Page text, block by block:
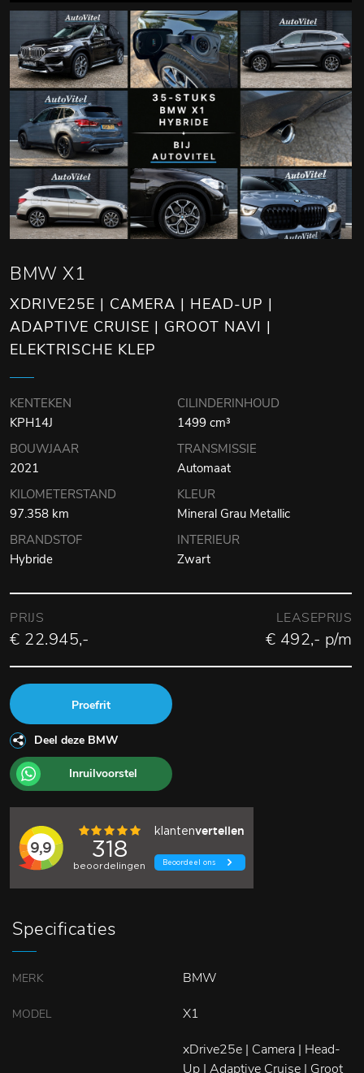
BMW X1
XDRIVE25E | CAMERA | HEAD-UP |
ADAPTIVE CRUISE | GROOT NAVI |
ELEKTRISCHE KLEP
KENTEKEN
KPH14J
CILINDERINHOUD
1499 cm³
BOUWJAAR
2021
TRANSMISSIE
Automaat
KILOMETERSTAND
97.358 km
KLEUR
Mineral Grau Metallic
BRANDSTOF
Hybride
INTERIEUR
Zwart
PRIJS
€ 22.945,-
LEASEPRIJS
€ 492,- p/m
Proefrit
Deel deze BMW
Inruilvoorstel
Specificaties
MERK BMW
MODEL X1
xDrive25e | Camera | Head-
Up | Adaptive Cruise | Groot